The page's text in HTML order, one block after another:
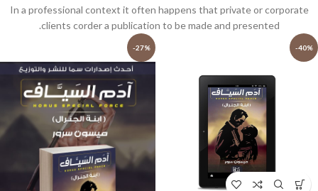
In a professional context it often happens that private or corporate
clients corder a publication to be made and presented.
-40%
-27%